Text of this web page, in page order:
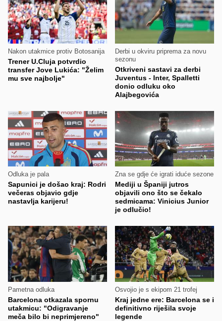
Nakon utakmice protiv Botosanija
Trener U.Cluja potvrdio
transfer Jove Lukića: "Želim
mu sve najbolje"
Derbi u okviru priprema za novu
sezonu
Otkriveni sastavi za derbi
Juventus - Inter, Spalletti
donio odluku oko
Alajbegovića
Odluka je pala
Sapunici je došao kraj: Rodri
večeras objavio gdje
nastavlja karijeru!
Zna se gdje će igrati iduće sezone
Mediji u Španiji jutros
objavili ono što se čekalo
sedmicama: Vinicius Junior
je odlučio!
Pametna odluka
Barcelona otkazala spornu
utakmicu: "Odigravanje
meča bilo bi neprimjereno"
Osvojio je s ekipom 21 trofej
Kraj jedne ere: Barcelona se i
definitivno riješila svoje
legende